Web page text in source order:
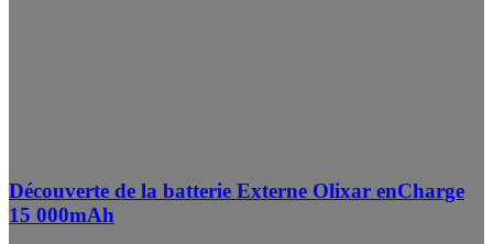
Découverte de la batterie Externe Olixar enCharge
15 000mAh